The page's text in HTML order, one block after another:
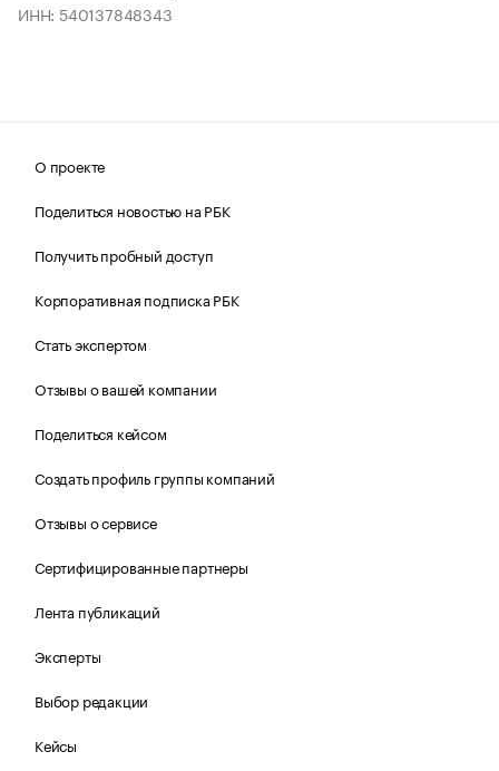
ИНН: 540137848343
О проекте
Поделиться новостью на РБК
Получить пробный доступ
Корпоративная подписка РБК
Стать экспертом
Отзывы о вашей компании
Поделиться кейсом
Создать профиль группы компаний
Отзывы о сервисе
Сертифицированные партнеры
Лента публикаций
Эксперты
Выбор редакции
Кейсы